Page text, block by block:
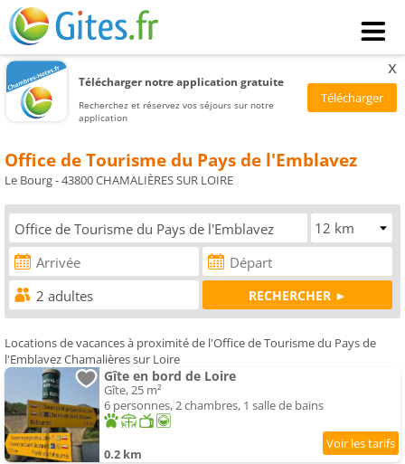
Télécharger notre application gratuite
Recherchez et réservez vos séjours sur notre
application
x
Office de Tourisme du Pays de l'Emblavez
Le Bourg - 43800 CHAMALIÈRES SUR LOIRE
Locations de vacances à proximité de l'Office de Tourisme du Pays de
l'Emblavez Chamalières sur Loire
Gîte en bord de Loire
Gîte, 25 m²
6 personnes, 2 chambres, 1 salle de bains
0.2 km